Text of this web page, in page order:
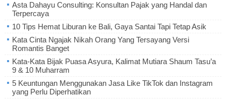
Asta Dahayu Consulting: Konsultan Pajak yang Handal dan
Terpercaya
10 Tips Hemat Liburan ke Bali, Gaya Santai Tapi Tetap Asik
Kata Cinta Ngajak Nikah Orang Yang Tersayang Versi
Romantis Banget
Kata-Kata Bijak Puasa Asyura, Kalimat Mutiara Shaum Tasu’a
9 & 10 Muharram
5 Keuntungan Menggunakan Jasa Like TikTok dan Instagram
yang Perlu Diperhatikan